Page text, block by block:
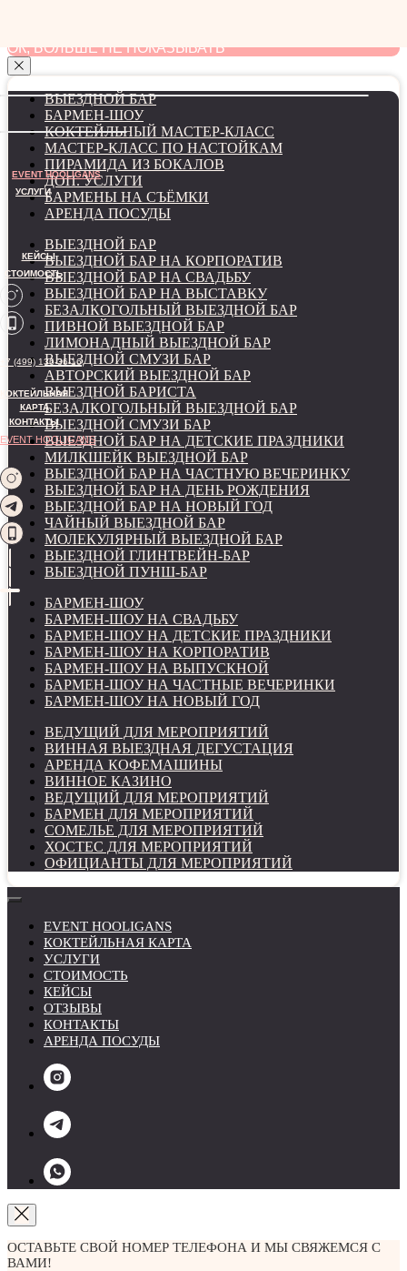
ОК, БОЛЬШЕ НЕ ПОКАЗЫВАТЬ
EVENT HOOLIGANS
УСЛУГИ
КЕЙСЫ
СТОИМОСТЬ
+7 (499) 136-36-16
КОКТЕЙЛЬНАЯ
КАРТА
КОНТАКТЫ
EVENT HOOLIGANS
ВЫЕЗДНОЙ БАР
БАРМЕН-ШОУ
КОКТЕЙЛЬНЫЙ МАСТЕР-КЛАСС
МАСТЕР-КЛАСС ПО НАСТОЙКАМ
ПИРАМИДА ИЗ БОКАЛОВ
ДОП. УСЛУГИ
БАРМЕНЫ НА СЪЁМКИ
АРЕНДА ПОСУДЫ
ВЫЕЗДНОЙ БАР
ВЫЕЗДНОЙ БАР НА КОРПОРАТИВ
ВЫЕЗДНОЙ БАР НА СВАДЬБУ
ВЫЕЗДНОЙ БАР НА ВЫСТАВКУ
БЕЗАЛКОГОЛЬНЫЙ ВЫЕЗДНОЙ БАР
ПИВНОЙ ВЫЕЗДНОЙ БАР
ЛИМОНАДНЫЙ ВЫЕЗДНОЙ БАР
ВЫЕЗДНОЙ СМУЗИ БАР
АВТОРСКИЙ ВЫЕЗДНОЙ БАР
ВЫЕЗДНОЙ БАРИСТА
БЕЗАЛКОГОЛЬНЫЙ ВЫЕЗДНОЙ БАР
ВЫЕЗДНОЙ СМУЗИ БАР
ВЫЕЗДНОЙ БАР НА ДЕТСКИЕ ПРАЗДНИКИ
МИЛКШЕЙК ВЫЕЗДНОЙ БАР
ВЫЕЗДНОЙ БАР НА ЧАСТНУЮ ВЕЧЕРИНКУ
ВЫЕЗДНОЙ БАР НА ДЕНЬ РОЖДЕНИЯ
ВЫЕЗДНОЙ БАР НА НОВЫЙ ГОД
ЧАЙНЫЙ ВЫЕЗДНОЙ БАР
МОЛЕКУЛЯРНЫЙ ВЫЕЗДНОЙ БАР
ВЫЕЗДНОЙ ГЛИНТВЕЙН-БАР
ВЫЕЗДНОЙ ПУНШ-БАР
БАРМЕН-ШОУ
БАРМЕН-ШОУ НА СВАДЬБУ
БАРМЕН-ШОУ НА ДЕТСКИЕ ПРАЗДНИКИ
БАРМЕН-ШОУ НА КОРПОРАТИВ
БАРМЕН-ШОУ НА ВЫПУСКНОЙ
БАРМЕН-ШОУ НА ЧАСТНЫЕ ВЕЧЕРИНКИ
БАРМЕН-ШОУ НА НОВЫЙ ГОД
ВЕДУЩИЙ ДЛЯ МЕРОПРИЯТИЙ
ВИННАЯ ВЫЕЗДНАЯ ДЕГУСТАЦИЯ
АРЕНДА КОФЕМАШИНЫ
ВИННОЕ КАЗИНО
ВЕДУЩИЙ ДЛЯ МЕРОПРИЯТИЙ
БАРМЕН ДЛЯ МЕРОПРИЯТИЙ
СОМЕЛЬЕ ДЛЯ МЕРОПРИЯТИЙ
ХОСТЕС ДЛЯ МЕРОПРИЯТИЙ
ОФИЦИАНТЫ ДЛЯ МЕРОПРИЯТИЙ
EVENT HOOLIGANS
КОКТЕЙЛЬНАЯ КАРТА
УСЛУГИ
СТОИМОСТЬ
КЕЙСЫ
ОТЗЫВЫ
КОНТАКТЫ
АРЕНДА ПОСУДЫ
ОСТАВЬТЕ СВОЙ НОМЕР ТЕЛЕФОНА И МЫ СВЯЖЕМСЯ С
ВАМИ!